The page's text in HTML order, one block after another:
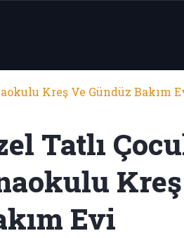
Kreş Ve Gündüz Bakım
Tatlı
Evi